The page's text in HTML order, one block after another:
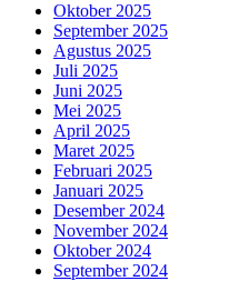
Oktober 2025
September 2025
Agustus 2025
Juli 2025
Juni 2025
Mei 2025
April 2025
Maret 2025
Februari 2025
Januari 2025
Desember 2024
November 2024
Oktober 2024
September 2024